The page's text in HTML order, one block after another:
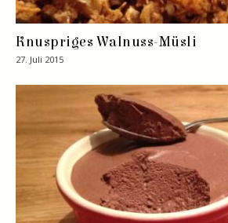
Knuspriges Walnuss-Müsli
27. Juli 2015